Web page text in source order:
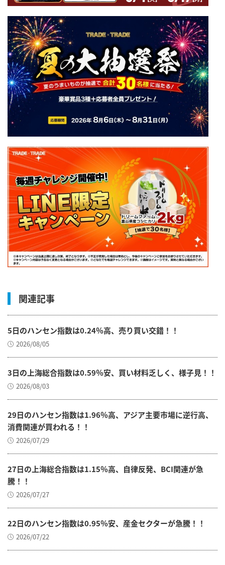
関連記事
5日のハンセン指数は0.24％高、売り買い交錯！！
2026/08/05
3日の上海総合指数は0.59％安、買い材料乏しく、様子見！！
2026/08/03
29日のハンセン指数は1.96％高、アジア主要市場に逆行高、
消費関連が買われる！！
2026/07/29
27日の上海総合指数は1.15％高、自律反発、BCI関連が急
騰！！
2026/07/27
22日のハンセン指数は0.95％安、産金セクターが急騰！！
2026/07/22